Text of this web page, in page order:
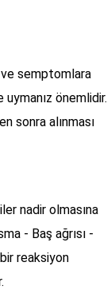
ve semptomlara
önemlidir.
sonra alınması
nadir olmasına
- Baş ağrısı -
reaksiyon